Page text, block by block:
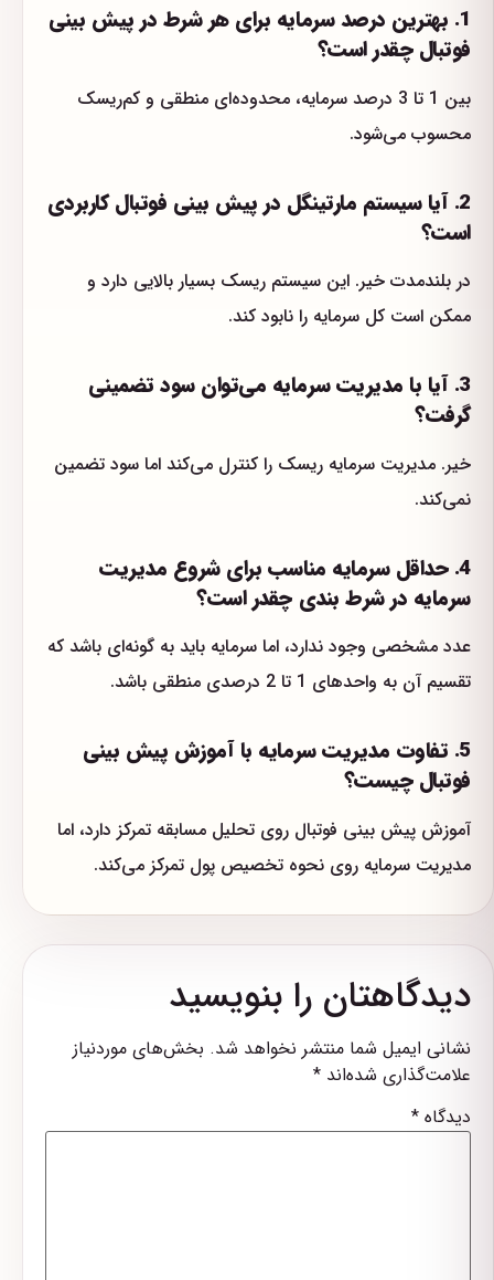
1. بهترین درصد سرمایه برای هر شرط در پیش بینی
فوتبال چقدر است؟
بین 1 تا 3 درصد سرمایه، محدوده‌ای منطقی و کم‌ریسک
محسوب می‌شود.
2. آیا سیستم مارتینگل در پیش بینی فوتبال کاربردی
است؟
در بلندمدت خیر. این سیستم ریسک بسیار بالایی دارد و
ممکن است کل سرمایه را نابود کند.
3. آیا با مدیریت سرمایه می‌توان سود تضمینی
گرفت؟
خیر. مدیریت سرمایه ریسک را کنترل می‌کند اما سود تضمین
نمی‌کند.
4. حداقل سرمایه مناسب برای شروع مدیریت
سرمایه در شرط بندی چقدر است؟
عدد مشخصی وجود ندارد، اما سرمایه باید به گونه‌ای باشد که
تقسیم آن به واحدهای 1 تا 2 درصدی منطقی باشد.
5. تفاوت مدیریت سرمایه با آموزش پیش بینی
فوتبال چیست؟
آموزش پیش بینی فوتبال روی تحلیل مسابقه تمرکز دارد، اما
مدیریت سرمایه روی نحوه تخصیص پول تمرکز می‌کند.
دیدگاهتان را بنویسید
نشانی ایمیل شما منتشر نخواهد شد. بخش‌های موردنیاز
علامت‌گذاری شده‌اند *
دیدگاه *